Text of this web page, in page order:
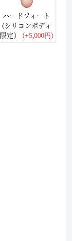
ハードフィート
(シリコンボディ
限定）
(+5,000円)